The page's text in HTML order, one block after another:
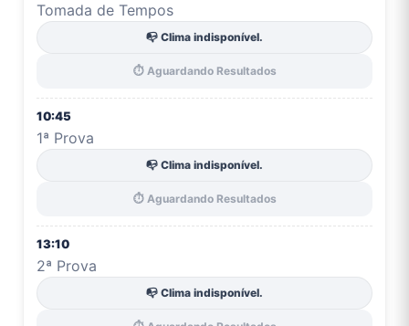
Tomada de Tempos
📭 Clima indisponível.
⏱️ Aguardando Resultados
10:45
1ª Prova
📭 Clima indisponível.
⏱️ Aguardando Resultados
13:10
2ª Prova
📭 Clima indisponível.